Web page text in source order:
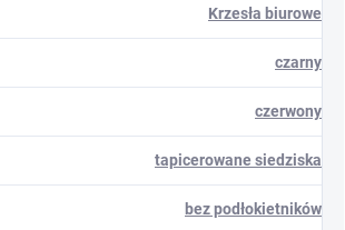
Krzesła biurowe
czarny
czerwony
tapicerowane siedziska
bez podłokietników